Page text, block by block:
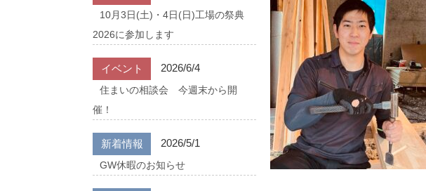
10月3日(土)・4日(日)工場の祭典
2026に参加します
イベント 2026/6/4
住まいの相談会 今週末から開
催！
新着情報 2026/5/1
GW休暇のお知らせ